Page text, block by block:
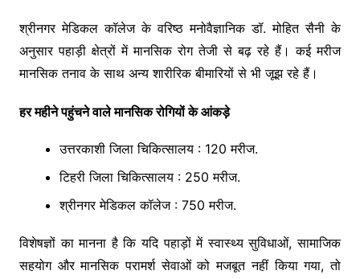
श्रीनगर मेडिकल कॉलेज के वरिष्ठ मनोवैज्ञानिक डॉ. मोहित सैनी के
अनुसार पहाड़ी क्षेत्रों में मानसिक रोग तेजी से बढ़ रहे हैं। कई मरीज
मानसिक तनाव के साथ अन्य शारीरिक बीमारियों से भी जूझ रहे हैं।
हर महीने पहुंचने वाले मानसिक रोगियों के आंकड़े
उत्तरकाशी जिला चिकित्सालय : 120 मरीज.
टिहरी जिला चिकित्सालय : 250 मरीज.
श्रीनगर मेडिकल कॉलेज : 750 मरीज.
विशेषज्ञों का मानना है कि यदि पहाड़ों में स्वास्थ्य सुविधाओं, सामाजिक
सहयोग और मानसिक परामर्श सेवाओं को मजबूत नहीं किया गया, तो